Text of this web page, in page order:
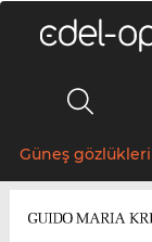
Güneş gözlükleri